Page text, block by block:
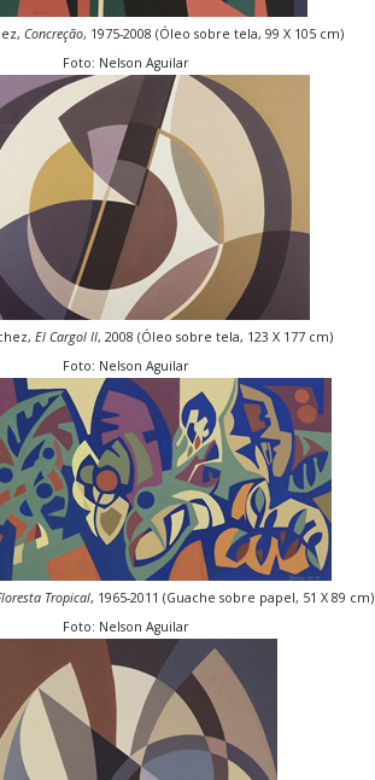
Concreção, 1975-2008 (Óleo sobre tela, 99 X 105 cm)
Foto: Nelson Aguilar
El Cargol II, 2008 (Óleo sobre tela, 123 X 177 cm)
Foto: Nelson Aguilar
Tropical, 1965-2011 (Guache sobre papel, 51 X 89 cm)
Foto: Nelson Aguilar